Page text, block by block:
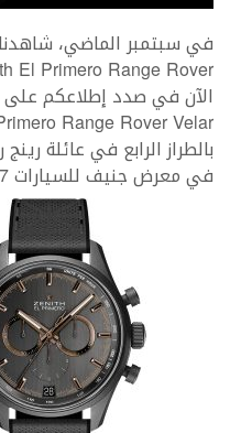
في سبتمبر الماضي، شاهدنا
الآن في صدد إطلاعكم على
بالطراز الرابع في عائلة
في معرض جنيف للسيارات Geneva Motor show 2017 .